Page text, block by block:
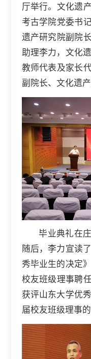
厅举行。文化遗
考古学院党委书
遗产研究院副院
助理李力，文化
教师代表及家长
副院长、文化遗
毕业典礼在
随后，李力宣读
秀毕业生的决定
校友班级理事聘
获评山东大学优
届校友班级理事